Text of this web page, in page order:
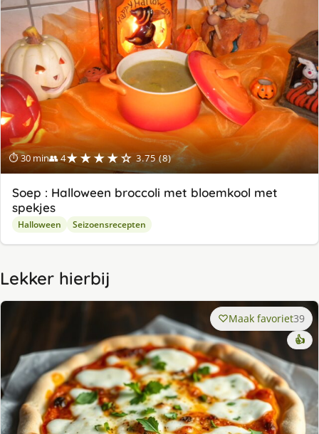
⏱ 30 min👥 4★★★★☆ 3.75 (8)
Soep : Halloween broccoli met bloemkool met
spekjes
Halloween Seizoensrecepten
Lekker hierbij
Maak favoriet39
👍